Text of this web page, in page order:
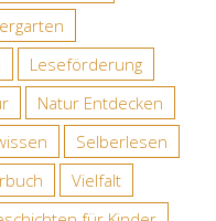
Leseförderung
Natur Entdecken
Selberlesen
Vielfalt